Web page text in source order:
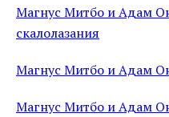
Магнус Митбо и Адам
скалолазания
Магнус Митбо и Адам
Магнус Митбо и Адам